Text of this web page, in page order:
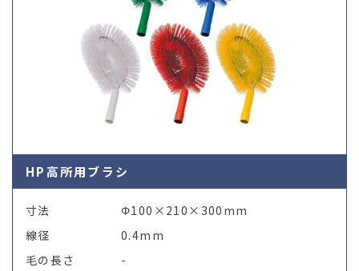
HP高所用ブラシ
寸法
Φ100×210×300mm
線径
0.4mm
毛の長さ
-